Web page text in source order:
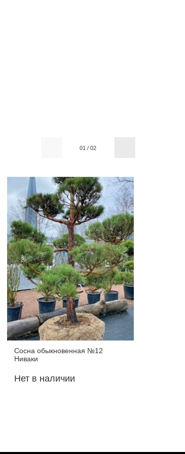
01 /02
Сосна обыкновенная №12
Ниваки
Нет в наличии